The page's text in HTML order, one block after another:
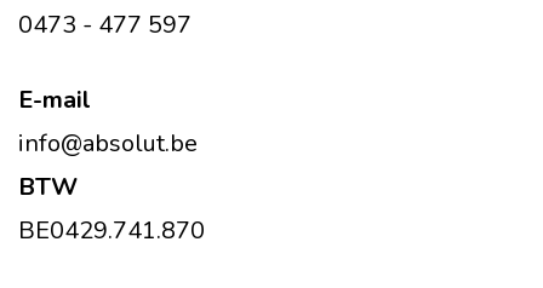
0473 - 477 597
E-mail
info@absolut.be
BTW
BE0429.741.870